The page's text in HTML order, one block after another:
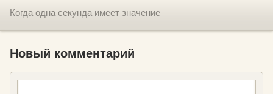
Когда одна секунда имеет значение
Новый комментарий